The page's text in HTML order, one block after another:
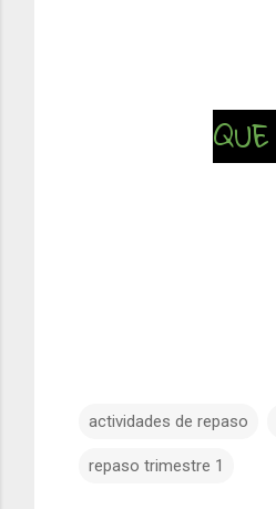
QUE
actividades de repaso
repaso trimestre 1